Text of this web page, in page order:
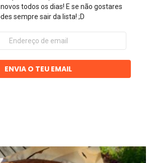
todos os dias! E se não gostares
sempre sair da lista! ;D
ENVIA O TEU EMAIL